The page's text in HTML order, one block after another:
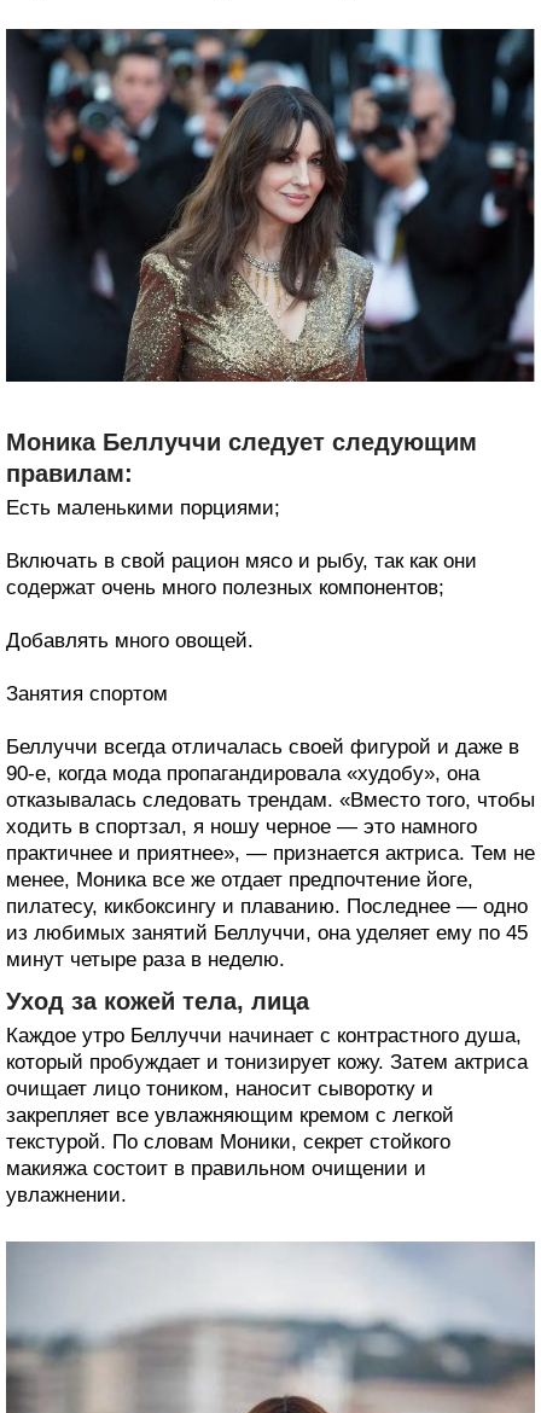
Моника Беллуччи следует следующим
правилам:
Есть маленькими порциями;
Включать в свой рацион мясо и рыбу, так как они
содержат очень много полезных компонентов;
Добавлять много овощей.
Занятия спортом
Беллуччи всегда отличалась своей фигурой и даже в
90-е, когда мода пропагандировала «худобу», она
отказывалась следовать трендам. «Вместо того, чтобы
ходить в спортзал, я ношу черное — это намного
практичнее и приятнее», — признается актриса. Тем не
менее, Моника все же отдает предпочтение йоге,
пилатесу, кикбоксингу и плаванию. Последнее — одно
из любимых занятий Беллуччи, она уделяет ему по 45
минут четыре раза в неделю.
Уход за кожей тела, лица
Каждое утро Беллуччи начинает с контрастного душа,
который пробуждает и тонизирует кожу. Затем актриса
очищает лицо тоником, наносит сыворотку и
закрепляет все увлажняющим кремом с легкой
текстурой. По словам Моники, секрет стойкого
макияжа состоит в правильном очищении и
увлажнении.